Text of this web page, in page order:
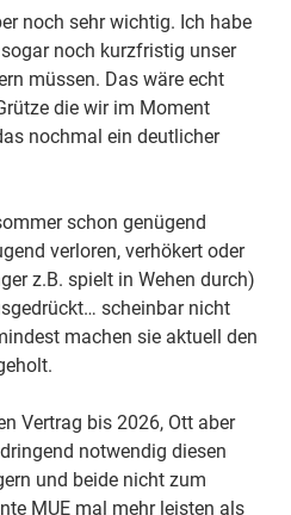
noch sehr wichtig. Ich habe
noch kurzfristig unser
müssen. Das wäre echt
die wir im Moment
nochmal ein deutlicher
schon genügend
verloren, verhökert oder
z.B. spielt in Wehen durch)
scheinbar nicht
machen sie aktuell den
Vertrag bis 2026, Ott aber
notwendig diesen
und beide nicht zum
MUE mal mehr leisten als